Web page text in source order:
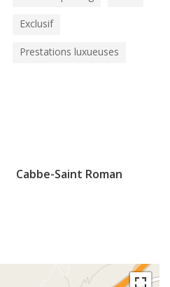
Exclusif
Prestations luxueuses
Cabbe-Saint Roman